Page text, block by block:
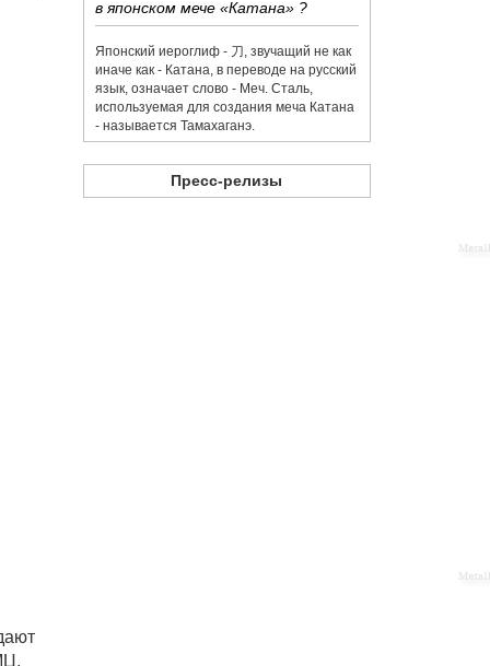
в японском мече «Катана» ?
Японский иероглиф - 刀,​ звучащий не как
иначе как - Катана, в переводе на русский
язык, означает слово - Меч. Сталь,
используемая для создания меча Катана
- называется Тамахаганэ.
Пресс-релизы